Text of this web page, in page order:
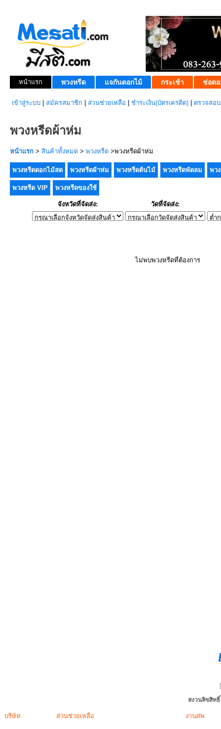
หน้าแรก พวงหรีด แจกันดอกไม้ กระเช้า ช่อดอ
เข้าสู่ระบบ สมัครสมาชิก ส่วนช่วยเหลือ ชำระเงิน(บัตรเครดิต) ตรวจสอ
พวงหรีดผ้าห่ม
หน้าแรก > สินค้าทั้งหมด > พวงหรีด >พวงหรีดผ้าห่ม
พวงหรีดดอกไม้สด พวงหรีดผ้าห่ม พวงหรีดต้นไม้ พวงหรีดพัดลม พว
พวงหรีด VIP พวงหรีดของใช้
จังหวัดที่จัดส่ง: วัดที่จัดส่ง:
ไม่พบพวงหรีดที่ต้องการ
สงวนลิขสิท
บริษัท ส่วนช่วยเหลือ งานศพ